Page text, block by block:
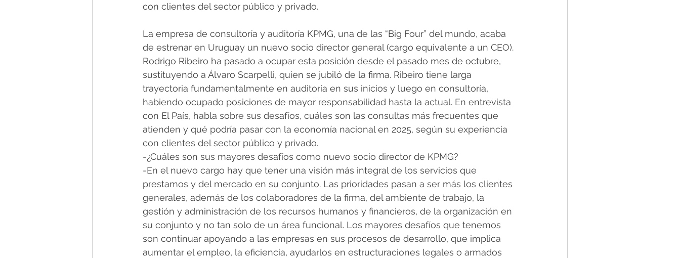
con clientes del sector público y privado.
La empresa de consultoría y auditoría KPMG, una de las “Big Four” del mundo, acaba
de estrenar en Uruguay un nuevo socio director general (cargo equivalente a un CEO).
Rodrigo Ribeiro ha pasado a ocupar esta posición desde el pasado mes de octubre,
sustituyendo a Álvaro Scarpelli, quien se jubiló de la firma. Ribeiro tiene larga
trayectoria fundamentalmente en auditoría en sus inicios y luego en consultoría,
habiendo ocupado posiciones de mayor responsabilidad hasta la actual. En entrevista
con El País, habla sobre sus desafíos, cuáles son las consultas más frecuentes que
atienden y qué podría pasar con la economía nacional en 2025, según su experiencia
con clientes del sector público y privado.
-¿Cuáles son sus mayores desafíos como nuevo socio director de KPMG?
-En el nuevo cargo hay que tener una visión más integral de los servicios que
prestamos y del mercado en su conjunto. Las prioridades pasan a ser más los clientes
generales, además de los colaboradores de la firma, del ambiente de trabajo, la
gestión y administración de los recursos humanos y financieros, de la organización en
su conjunto y no tan solo de un área funcional. Los mayores desafíos que tenemos
son continuar apoyando a las empresas en sus procesos de desarrollo, que implica
aumentar el empleo, la eficiencia, ayudarlos en estructuraciones legales o armados